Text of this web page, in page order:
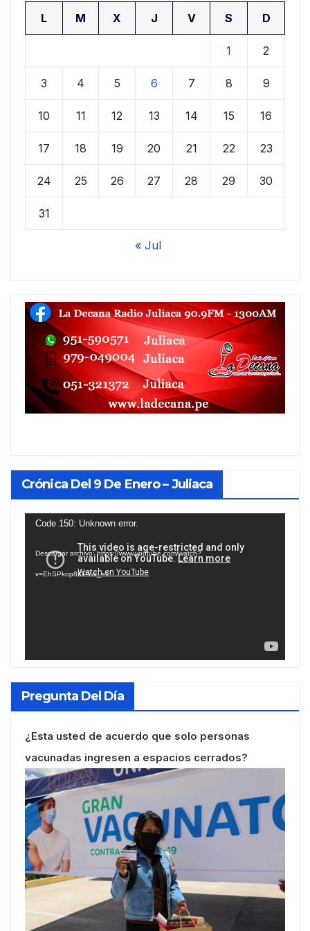
L M X J V S D
1 2
3 4 5 6 7 8 9
10 11 12 13 14 15 16
17 18 19 20 21 22 23
24 25 26 27 28 29 30
31
« Jul
Crónica Del 9 De Enero – Juliaca
Reproductor
vídeo
Code 150: Unknown error.
Descargar archivo: https://www.youtube.com/watch?
v=EhSPkop8KPY&_=1
Pregunta Del Día
¿Esta usted de acuerdo que solo personas
vacunadas ingresen a espacios cerrados?